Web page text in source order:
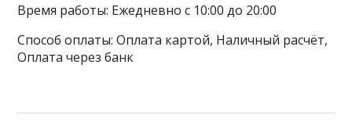
Время работы: Ежедневно с 10:00 до 20:00
Способ оплаты: Оплата картой, Наличный расчёт,
Оплата через банк